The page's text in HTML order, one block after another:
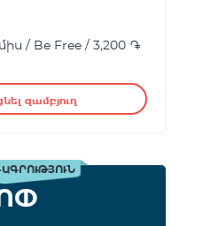
/ Be Free / 3,200 ֏
զամբյուղ